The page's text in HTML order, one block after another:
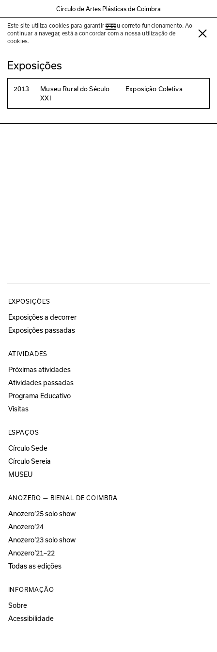
Círculo de Artes Plásticas de Coimbra
Este site utiliza cookies para garantir o seu correto funcionamento. Ao
continuar a navegar, está a concordar com a nossa utilização de
cookies.
Lewis Sykes
Exposições
2013
Museu Rural do Século
XXI
Exposição Coletiva
EXPOSIÇÕES
Exposições a decorrer
Exposições passadas
ATIVIDADES
Próximas atividades
Atividades passadas
Programa Educativo
Visitas
ESPAÇOS
Círculo Sede
Círculo Sereia
MUSEU
ANOZERO — BIENAL DE COIMBRA
Anozero‘25 solo show
Anozero‘24
Anozero‘23 solo show
Anozero‘21–22
Todas as edições
INFORMAÇÃO
Sobre
Acessibilidade